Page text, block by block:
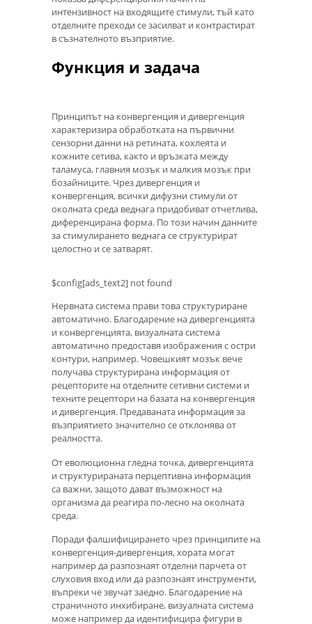
интензивност на входящите стимули, тъй като
отделните преходи се засилват и контрастират
в съзнателното възприятие.
Функция и задача
Принципът на конвергенция и дивергенция
характеризира обработката на първични
сензорни данни на ретината, кохлеята и
кожните сетива, както и връзката между
таламуса, главния мозък и малкия мозък при
бозайниците. Чрез дивергенция и
конвергенция, всички дифузни стимули от
околната среда веднага придобиват отчетлива,
диференцирана форма. По този начин данните
за стимулирането веднага се структурират
целостно и се затварят.
$config[ads_text2] not found
Нервната система прави това структуриране
автоматично. Благодарение на дивергенцията
и конвергенцията, визуалната система
автоматично предоставя изображения с остри
контури, например. Човешкият мозък вече
получава структурирана информация от
рецепторите на отделните сетивни системи и
техните рецептори на базата на конвергенция
и дивергенция. Предаваната информация за
възприятието значително се отклонява от
реалността.
От еволюционна гледна точка, дивергенцията
и структурираната перцептивна информация
са важни, защото дават възможност на
организма да реагира по-лесно на околната
среда.
Поради фалшифицирането чрез принципите на
конвергенция-дивергенция, хората могат
например да разпознаят отделни парчета от
слуховия вход или да разпознаят инструменти,
въпреки че звучат заедно. Благодарение на
страничното инхибиране, визуалната система
може например да идентифицира фигури в